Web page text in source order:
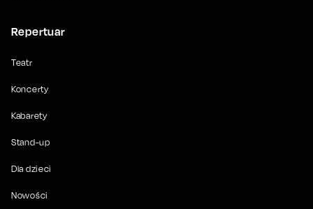
Repertuar
Teatr
Koncerty
Kabarety
Stand-up
Dla dzieci
Nowości